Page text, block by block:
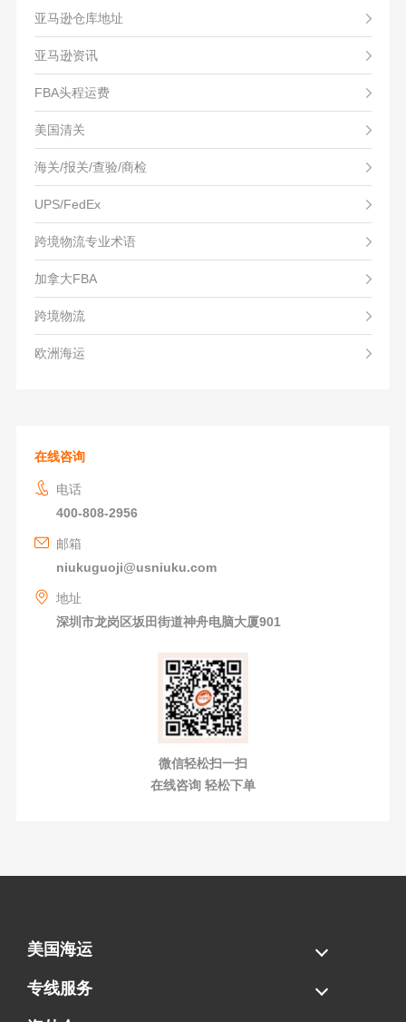
亚马逊仓库地址
亚马逊资讯
FBA头程运费
美国清关
海关/报关/查验/商检
UPS/FedEx
跨境物流专业术语
加拿大FBA
跨境物流
欧洲海运
在线咨询
电话
400-808-2956
邮箱
niukuguoji@usniuku.com
地址
深圳市龙岗区坂田街道神舟电脑大厦901
微信轻松扫一扫
在线咨询 轻松下单
美国海运
海运拼柜
海运整柜
美国海卡
加拿大海运
专线服务